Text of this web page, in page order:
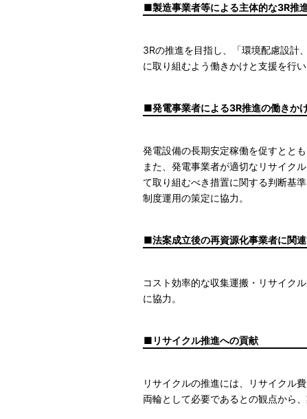
製造事業者等による主体的な3R推
3Rの推進を目指し、「環境配慮設計
に取り組むよう働きかけと支援を行
発電事業者による3R推進の働きか
発電設備の長期安定稼働を促すとと
また、発電事業者が適切なリサイク
て取り組むべき措置に関する判断基
制度運用の策定に協力。
法案成立後の再資源化事業者に関
コスト効率的な収集運搬・リサイク
に協力。
リサイクル推進への貢献
リサイクルの推進には、リサイクル
両輪として必要であるとの観点から